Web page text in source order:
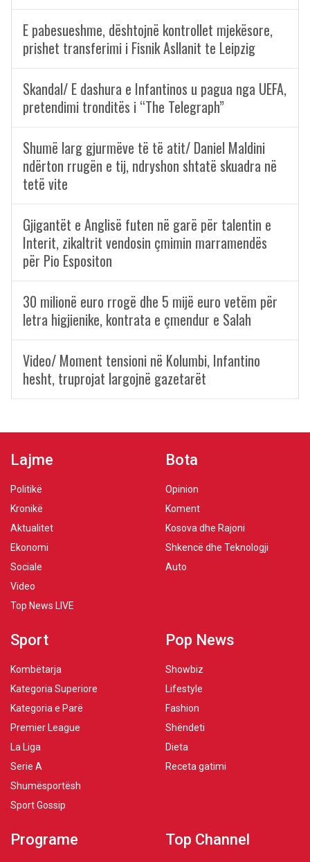
E pabesueshme, dështojnë kontrollet mjekësore,
prishet transferimi i Fisnik Asllanit te Leipzig
Skandal/ E dashura e Infantinos u pagua nga UEFA,
pretendimi tronditës i “The Telegraph”
Shumë larg gjurmëve të të atit/ Daniel Maldini
ndërton rrugën e tij, ndryshon shtatë skuadra në
tetë vite
Gjigantët e Anglisë futen në garë për talentin e
Interit, zikaltrit vendosin çmimin marramendës
për Pio Espositon
30 milionë euro rrogë dhe 5 mijë euro vetëm për
letra higjienike, kontrata e çmendur e Salah
Video/ Moment tensioni në Kolumbi, Infantino
hesht, truprojat largojnë gazetarët
Lajme
Politikë
Kronikë
Aktualitet
Ekonomi
Sociale
Video
Top News LIVE
Bota
Opinion
Koment
Kosova dhe Rajoni
Shkencë dhe Teknologji
Auto
Sport
Kombëtarja
Kategoria Superiore
Kategoria e Parë
Premier League
La Liga
Serie A
Shumësportësh
Sport Gossip
Pop News
Showbiz
Lifestyle
Fashion
Shëndeti
Dieta
Receta gatimi
Programe Top Channel